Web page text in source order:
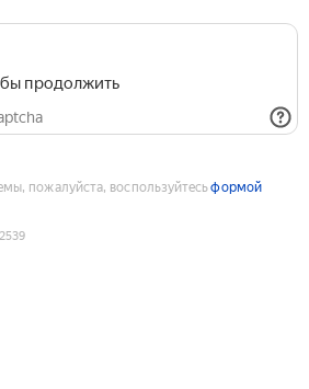
продолжить
пожалуйста, воспользуйтесьформой